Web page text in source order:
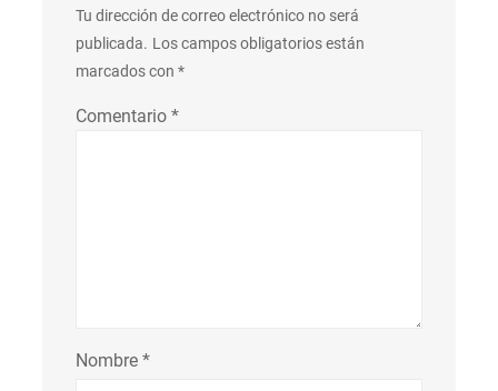
Tu dirección de correo electrónico no será
publicada. Los campos obligatorios están
marcados con *
Comentario *
Nombre *